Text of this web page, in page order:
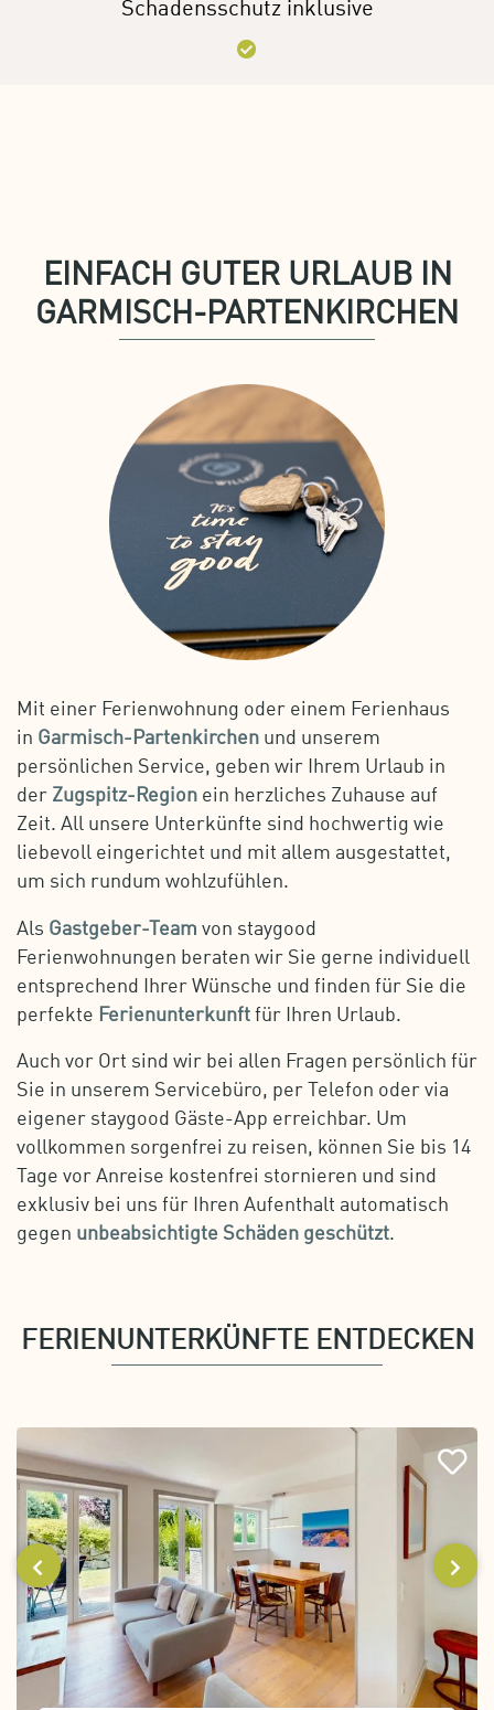
inklusive
EINFACH GUTER URLAUB IN
GARMISCH-PARTENKIRCHEN
Mit einer Ferienwohnung oder einem Ferienhaus
in Garmisch-Partenkirchen und unserem
persönlichen Service, geben wir Ihrem Urlaub in
der Zugspitz-Region ein herzliches Zuhause auf
Zeit. All unsere Unterkünfte sind hochwertig wie
liebevoll eingerichtet und mit allem ausgestattet,
um sich rundum wohlzufühlen.
Als Gastgeber-Team von staygood
Ferienwohnungen beraten wir Sie gerne individuell
entsprechend Ihrer Wünsche und finden für Sie die
perfekte Ferienunterkunftfür Ihren Urlaub.
Auch vor Ort sind wir bei allen Fragen persönlich für
Sie in unserem Servicebüro, per Telefon oder via
eigener staygood Gäste-App erreichbar. Um
vollkommen sorgenfrei zu reisen, können Sie bis 14
Tage vor Anreise kostenfrei stornieren und sind
exklusiv bei uns für Ihren Aufenthalt automatisch
gegen unbeabsichtigte Schäden geschützt.
FERIENUNTERKÜNFTE ENTDECKEN
‹ ›